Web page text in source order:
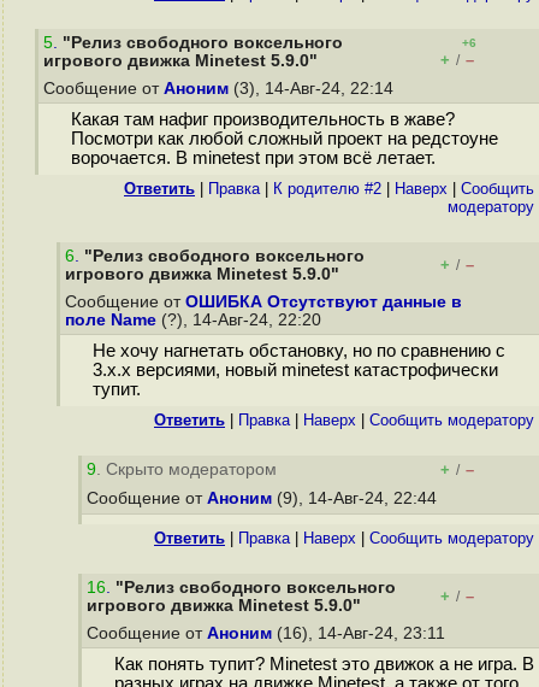
5. "Релиз свободного воксельного
игрового движка Minetest 5.9.0"
+6
+ / –
Сообщение от Аноним (3), 14-Авг-24, 22:14
Какая там нафиг производительность в жаве?
Посмотри как любой сложный проект на редстоуне
ворочается. В minetest при этом всё летает.
Ответить Правка| К родителю #2 Наверх
Cообщить
модератору
6. "Релиз свободного воксельного
игрового движка Minetest 5.9.0"
+ / –
Сообщение от ОШИБКА Отсутствуют данные в
поле Name (?), 14-Авг-24, 22:20
Не хочу нагнетать обстановку, но по сравнению с
3.x.x версиями, новый minetest катастрофически
тупит.
Ответить Правка| Наверх Cообщить модератору
9. Скрыто модератором + / –
Сообщение от Аноним (9), 14-Авг-24, 22:44
Ответить Правка| Наверх Cообщить модератору
16. "Релиз свободного воксельного
игрового движка Minetest 5.9.0"
+ / –
Сообщение от Аноним (16), 14-Авг-24, 23:11
Как понять тупит? Minetest это движок а не игра. В